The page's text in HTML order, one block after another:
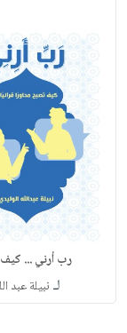
رب أرني ...
لـ نبيلة عبد